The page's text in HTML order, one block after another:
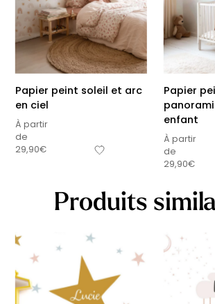
Papier peint soleil et arc
en ciel
À partir
de
29,90€
Papier
enfant
À partir
de
29,90€
Produits